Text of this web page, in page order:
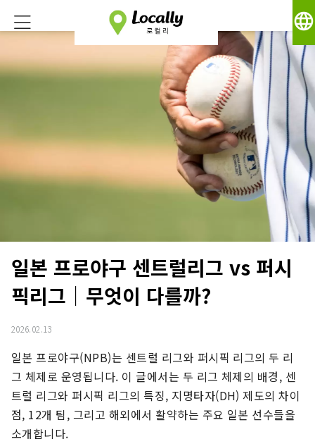
language
일본 프로야구 센트럴리그 vs 퍼시
픽리그｜무엇이 다를까?
2026.02.13
일본 프로야구(NPB)는 센트럴 리그와 퍼시픽 리그의 두 리
그 체제로 운영됩니다. 이 글에서는 두 리그 체제의 배경, 센
트럴 리그와 퍼시픽 리그의 특징, 지명타자(DH) 제도의 차이
점, 12개 팀, 그리고 해외에서 활약하는 주요 일본 선수들을
소개합니다.